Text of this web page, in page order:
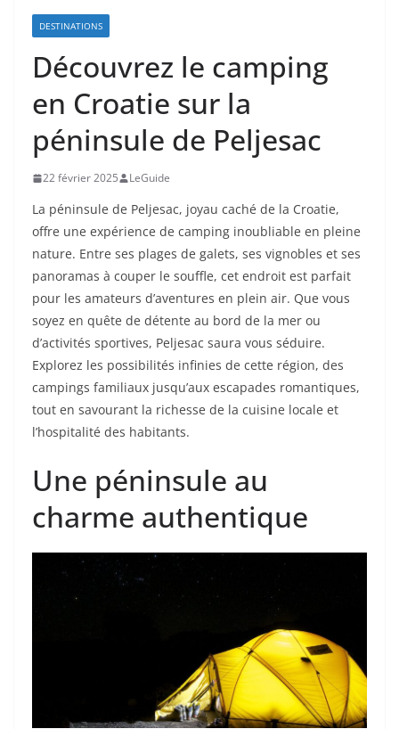
DESTINATIONS
Découvrez le camping
en Croatie sur la
péninsule de Peljesac
22 février 2025 LeGuide
La péninsule de Peljesac, joyau caché de la Croatie,
offre une expérience de camping inoubliable en pleine
nature. Entre ses plages de galets, ses vignobles et ses
panoramas à couper le souffle, cet endroit est parfait
pour les amateurs d’aventures en plein air. Que vous
soyez en quête de détente au bord de la mer ou
d’activités sportives, Peljesac saura vous séduire.
Explorez les possibilités infinies de cette région, des
campings familiaux jusqu’aux escapades romantiques,
tout en savourant la richesse de la cuisine locale et
l’hospitalité des habitants.
Une péninsule au
charme authentique